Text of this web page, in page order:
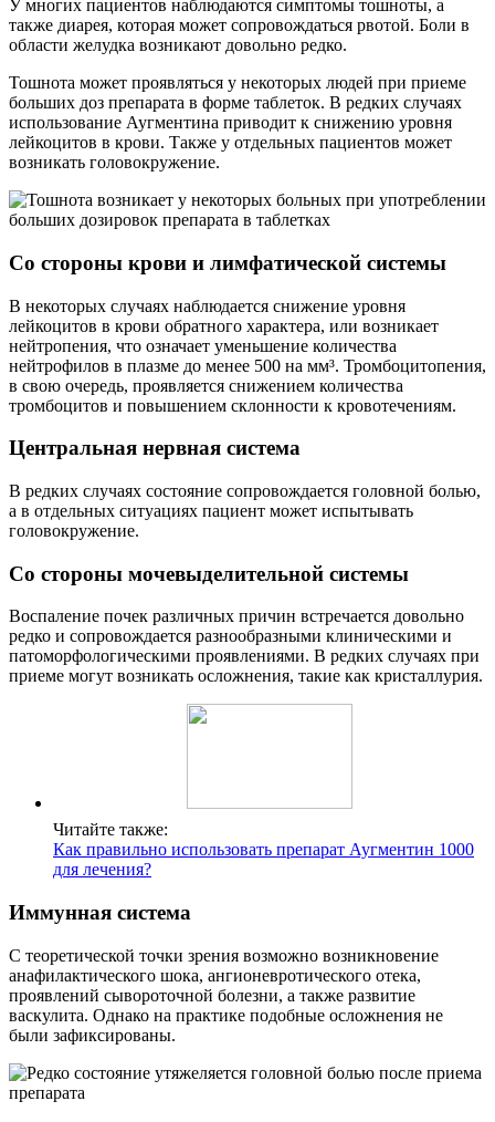
У многих пациентов наблюдаются симптомы тошноты, а
также диарея, которая может сопровождаться рвотой. Боли в
области желудка возникают довольно редко.
Тошнота может проявляться у некоторых людей при приеме
больших доз препарата в форме таблеток. В редких случаях
использование Аугментина приводит к снижению уровня
лейкоцитов в крови. Также у отдельных пациентов может
возникать головокружение.
Со стороны крови и лимфатической системы
В некоторых случаях наблюдается снижение уровня
лейкоцитов в крови обратного характера, или возникает
нейтропения, что означает уменьшение количества
нейтрофилов в плазме до менее 500 на мм³. Тромбоцитопения,
в свою очередь, проявляется снижением количества
тромбоцитов и повышением склонности к кровотечениям.
Центральная нервная система
В редких случаях состояние сопровождается головной болью,
а в отдельных ситуациях пациент может испытывать
головокружение.
Со стороны мочевыделительной системы
Воспаление почек различных причин встречается довольно
редко и сопровождается разнообразными клиническими и
патоморфологическими проявлениями. В редких случаях при
приеме могут возникать осложнения, такие как кристаллурия.
Читайте также:
Как правильно использовать препарат Аугментин 1000
для лечения?
Иммунная система
С теоретической точки зрения возможно возникновение
анафилактического шока, ангионевротического отека,
проявлений сывороточной болезни, а также развитие
васкулита. Однако на практике подобные осложнения не
были зафиксированы.